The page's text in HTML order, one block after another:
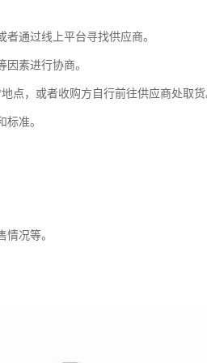
通过线上平台寻找供应商。
素进行协商。
点，或者收购方自行前往供应商处取货
准。
况等。